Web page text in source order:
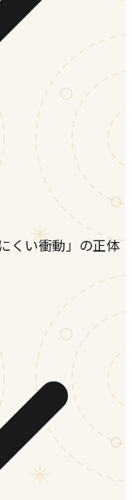
くい衝動」の正体